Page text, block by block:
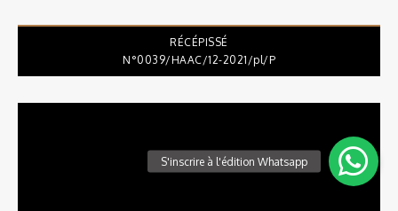
RÉCÉPISSÉ
N°0039/HAAC/12-2021/pl/P